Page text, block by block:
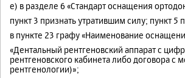
е) в разделе 6 «Стандарт оснащения
пункт 3 признать утратившим силу; пункт 5
в пункте 23 графу «Наименование
«Дентальный рентгеновский аппарат с
рентгеновского кабинета либо договора
рентгенологии)»;